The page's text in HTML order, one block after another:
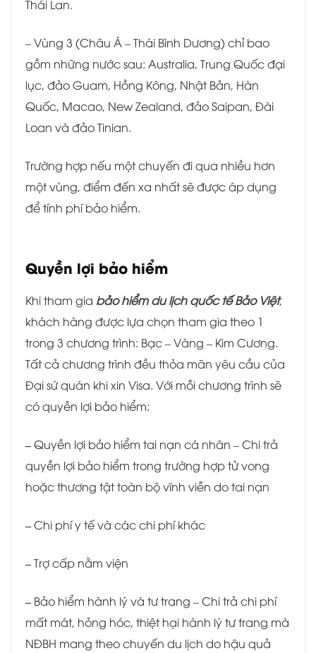
Thái Lan.
– Vùng 3 (Châu Á – Thái Bình Dương) chỉ bao
gồm những nước sau: Australia, Trung Quốc đại
lục, đảo Guam, Hồng Kông, Nhật Bản, Hàn
Quốc, Macao, New Zealand, đảo Saipan, Đài
Loan và đảo Tinian.
Trường hợp nếu một chuyến đi qua nhiều hơn
một vùng, điểm đến xa nhất sẽ được áp dụng
để tính phí bảo hiểm.
Quyền lợi bảo hiểm
Khi tham gia bảo hiểm du lịch quốc tế Bảo Việt,
khách hàng được lựa chọn tham gia theo 1
trong 3 chương trình: Bạc – Vàng – Kim Cương.
Tất cả chương trình đều thỏa mãn yêu cầu của
Đại sứ quán khi xin Visa. Với mỗi chương trình sẽ
có quyền lợi bảo hiểm:
–Quyền lợi bảo hiểm tai nạn cá nhân – Chi trả
quyền lợi bảo hiểm trong trường hợp tử vong
hoặc thương tật toàn bộ vĩnh viễn do tai nạn
–Chi phí y tế và các chi phí khác
–Trợ cấp nằm viện
– Bảo hiểm hành lý và tư trang – Chi trả chi phí
mất mát, hỏng hóc, thiệt hại hành lý tư trang mà
NĐBH mang theo chuyến du lịch do hậu quả